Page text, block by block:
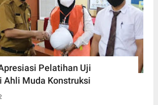
Pelatihan Uji
Ahli Muda Konstruksi